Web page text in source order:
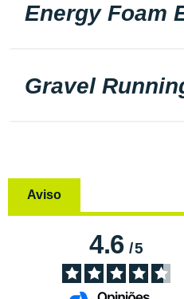
Energy Foam
Gravel
Aviso
4.6/5